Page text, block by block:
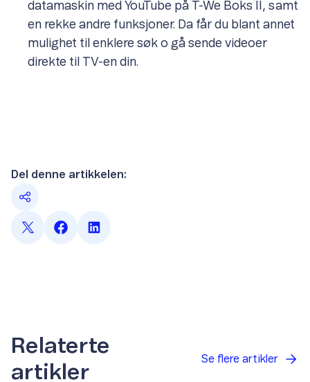
datamaskin med YouTube på T-We Boks II, samt
en rekke andre funksjoner. Da får du blant annet
mulighet til enklere søk o gå sende videoer
direkte til TV-en din.
Del denne artikkelen:
Relaterte
artikler
Se flere artikler